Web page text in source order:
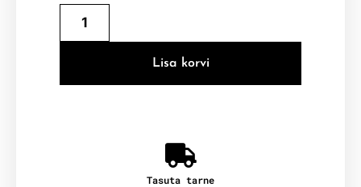
Lisa korvi
Tasuta tarne